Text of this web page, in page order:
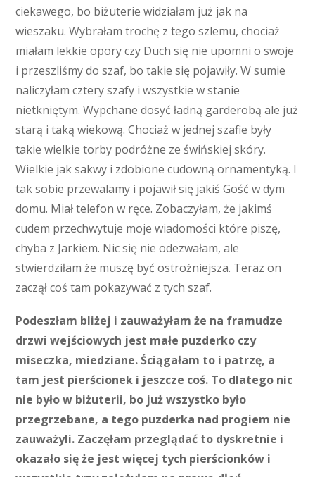
ciekawego, bo biżuterie widziałam już jak na
wieszaku. Wybrałam trochę z tego szlemu, chociaż
miałam lekkie opory czy Duch się nie upomni o swoje
i przeszliśmy do szaf, bo takie się pojawiły. W sumie
naliczyłam cztery szafy i wszystkie w stanie
nietkniętym. Wypchane dosyć ładną garderobą ale już
starą i taką wiekową. Chociaż w jednej szafie były
takie wielkie torby podróżne ze świńskiej skóry.
Wielkie jak sakwy i zdobione cudowną ornamentyką. I
tak sobie przewalamy i pojawił się jakiś Gość w dym
domu. Miał telefon w ręce. Zobaczyłam, że jakimś
cudem przechwytuje moje wiadomości które piszę,
chyba z Jarkiem. Nic się nie odezwałam, ale
stwierdziłam że muszę być ostrożniejsza. Teraz on
zaczął coś tam pokazywać z tych szaf.
Podeszłam bliżej i zauważyłam że na framudze
drzwi wejściowych jest małe puzderko czy
miseczka, miedziane. Ściągałam to i patrzę, a
tam jest pierścionek i jeszcze coś. To dlatego nic
nie było w biżuterii, bo już wszystko było
przegrzebane, a tego puzderka nad progiem nie
zauważyli. Zaczęłam przeglądać to dyskretnie i
okazało się że jest więcej tych pierścionków i